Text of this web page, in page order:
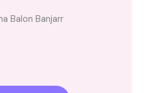
Balon Banjarr